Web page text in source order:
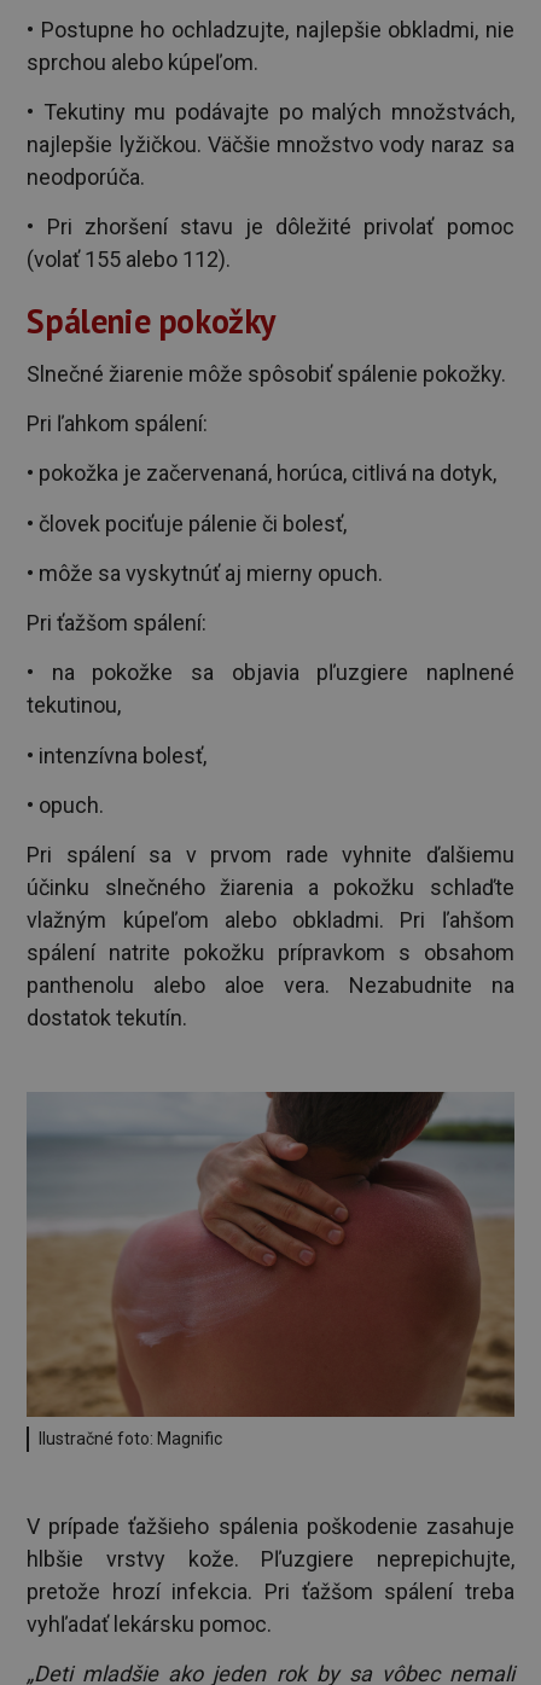
• Postupne ho ochladzujte, najlepšie obkladmi, nie
sprchou alebo kúpeľom.
• Tekutiny mu podávajte po malých množstvách,
najlepšie lyžičkou. Väčšie množstvo vody naraz sa
neodporúča.
• Pri zhoršení stavu je dôležité privolať pomoc
(volať 155 alebo 112).
Spálenie pokožky
Slnečné žiarenie môže spôsobiť spálenie pokožky.
Pri ľahkom spálení:
• pokožka je začervenaná, horúca, citlivá na dotyk,
• človek pociťuje pálenie či bolesť,
• môže sa vyskytnúť aj mierny opuch.
Pri ťažšom spálení:
• na pokožke sa objavia pľuzgiere naplnené
tekutinou,
• intenzívna bolesť,
• opuch.
Pri spálení sa v prvom rade vyhnite ďalšiemu
účinku slnečného žiarenia a pokožku schlaďte
vlažným kúpeľom alebo obkladmi. Pri ľahšom
spálení natrite pokožku prípravkom s obsahom
panthenolu alebo aloe vera. Nezabudnite na
dostatok tekutín.
Ilustračné foto: Magnific
V prípade ťažšieho spálenia poškodenie zasahuje
hlbšie vrstvy kože. Pľuzgiere neprepichujte,
pretože hrozí infekcia. Pri ťažšom spálení treba
vyhľadať lekársku pomoc.
„Deti mladšie ako jeden rok by sa vôbec nemali